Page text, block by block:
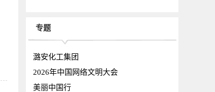
专题
潞安化工集团
2026年中国网络文明大会
美丽中国行